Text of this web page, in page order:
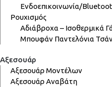
Ενδοεπικοινωνία/
Ρουχισμός
Αδιάβροχα – Ισοθερμικά
Μπουφάν Παντελόνια
Αξεσουάρ
Αξεσουάρ Μοντέλων
Αξεσουάρ Αναβάτη